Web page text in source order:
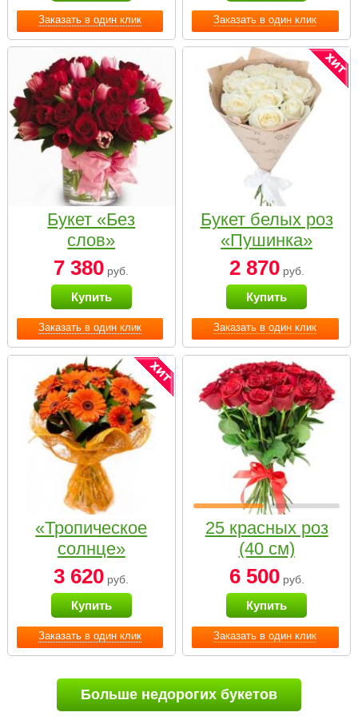
Заказать в один клик Заказать в один клик
Заказать в один клик
Букет «Без
слов»
7 380 руб.
Купить
Заказать в один клик
Букет белых роз
«Пушинка»
2 870руб.
Купить
Заказать в один клик
«Тропическое
солнце»
3 620 руб.
Купить
Заказать в один клик
25 красных роз
(40 см)
6 500руб.
Купить
Больше недорогих букетов